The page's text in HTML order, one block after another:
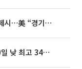
이란, 미국에 호르무즈 합의 조건 제시…美 “경기 아직 안 끝나” [종합]
[내일 날씨] 전국 무더위 계속…10일 낮 최고 34도 육박